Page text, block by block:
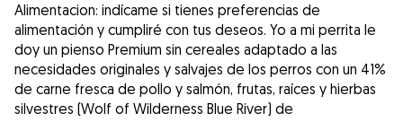
Alimentacion: indícame si tienes preferencias de
alimentación y cumpliré con tus deseos. Yo a mi perrita le
doy un pienso Premium sin cereales adaptado a las
necesidades originales y salvajes de los perros con un 41%
de carne fresca de pollo y salmón, frutas, raíces y hierbas
silvestres (Wolf of Wilderness Blue River) de